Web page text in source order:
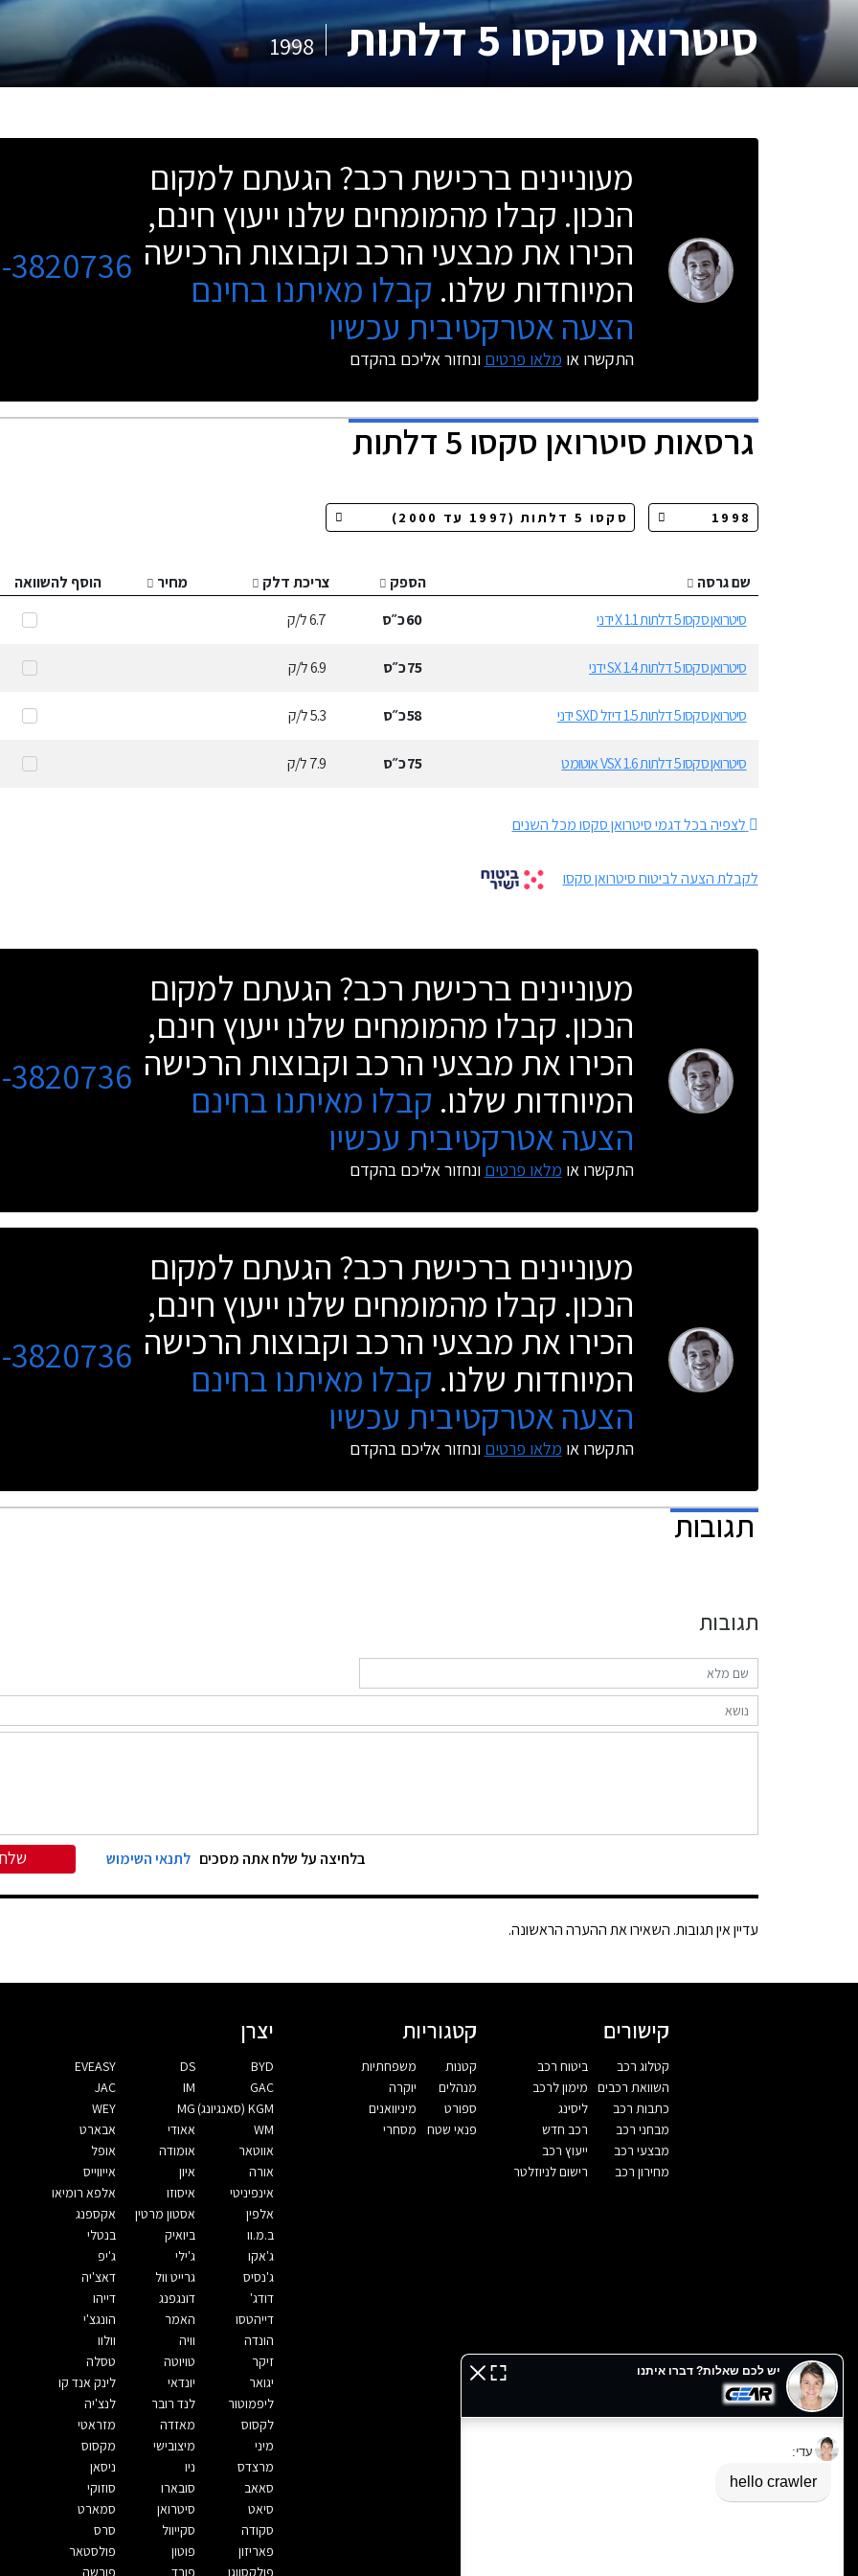
סיטרואן סקסו 5 דלתות 1998
מעוניינים ברכישת רכב? הגעתם למקום
הנכון. קבלו מהמומחים שלנו ייעוץ חינם,
הכירו את מבצעי הרכב וקבוצות הרכישה
המיוחדות שלנו. קבלו מאיתנו בחינם
הצעה אטרקטיבית עכשיו
התקשרו או מלאו פרטים ונחזור אליכם בהקדם
3820736
גרסאותסיטרואן סקסו 5 דלתות
שם גרסה הספק צריכת דלק מחיר
הוסף להשוואה
סיטרואן סקסו 5 דלתות 1.1 X ידני
60כ״ס 6.7ל/ק
סיטרואן סקסו 5 דלתות 1.4 SX ידני 75כ״ס 6.9ל/ק
סיטרואן סקסו 5 דלתות 1.5 דיזל SXD ידני 58כ״ס 5.3ל/ק
סיטרואן סקסו 5 דלתות 1.6 VSX אוטומט 75כ״ס 7.9ל/ק
לצפיה בכל דגמי סיטרואן סקסו מכל השנים
לקבלת הצעה לביטוח סיטרואן סקסו
מעוניינים ברכישת רכב? הגעתם למקום
הנכון. קבלו מהמומחים שלנו ייעוץ חינם,
הכירו את מבצעי הרכב וקבוצות הרכישה
המיוחדות שלנו. קבלו מאיתנו בחינם
הצעה אטרקטיבית עכשיו
התקשרו או מלאו פרטים ונחזור אליכם בהקדם
3820736
מעוניינים ברכישת רכב? הגעתם למקום
הנכון. קבלו מהמומחים שלנו ייעוץ חינם,
הכירו את מבצעי הרכב וקבוצות הרכישה
המיוחדות שלנו. קבלו מאיתנו בחינם
הצעה אטרקטיבית עכשיו
התקשרו או מלאו פרטים ונחזור אליכם בהקדם
3820736
תגובות
תגובות
בלחיצה על שלח אתה מסכים לתנאי השימוש
עדיין אין תגובות. השאירו את ההערה הראשונה.
קישורים
קטלוג רכב
השוואת רכבים
כתבות רכב
מבחני רכב
מבצעי רכב
מחירון רכב
ביטוח רכב
מימון לרכב
ליסינג
רכב חדש
ייעוץ רכב
רישום לניוזלטר
קטגוריות
קטנות
מנהלים
ספורט
פנאי שטח
משפחתיות
יוקרה
מיניוואנים
מסחרי
יצרן
BYD
DS
EVEASY
GAC
IM
JAC
KGM (סאנגיונג)
MG
WEY
WM
אאודי
אבארט
אווטאר
אומודה
אופל
אורה
איון
אייווייס
אינפיניטי
איסוזו
אלפא רומיאו
אלפין
אסטון מרטין
אקספנג
ב.מ.וו
ביואיק
בנטלי
ג'אקו
ג'ילי
ג'יפ
ג'נסיס
גרייט וול
דאצ'יה
דודג'
דונגפנג
דייהו
דייהטסו
האמר
הונגצ'י
הונדה
וויה
וולוו
זיקר
טויוטה
טסלה
יגואר
יונדאי
לינק אנד קו
ליפמוטור
לנד רובר
לנצ'יה
לקסוס
מאזדה
מזראטי
מיני
מיצובישי
מקסוס
מרצדס
ניו
ניסאן
סאאב
סובארו
סוזוקי
סיאט
סיטרואן
סמארט
סקודה
סקייוול
סרס
פאריזון
פוטון
פולסטאר